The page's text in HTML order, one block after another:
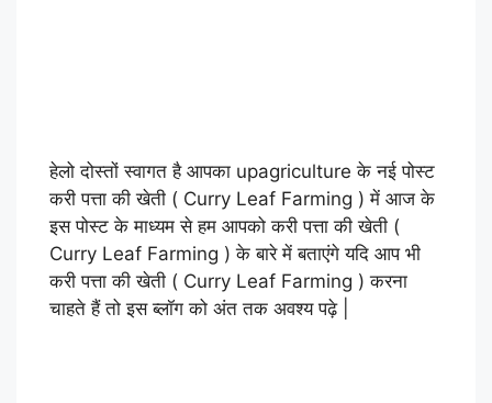
हेलो दोस्तों स्वागत है आपका upagriculture के नई पोस्ट
करी पत्ता की खेती ( Curry Leaf Farming ) में आज के
इस पोस्ट के माध्यम से हम आपको करी पत्ता की खेती (
Curry Leaf Farming ) के बारे में बताएंगे यदि आप भी
करी पत्ता की खेती ( Curry Leaf Farming ) करना
चाहते हैं तो इस ब्लॉग को अंत तक अवश्य पढ़े |